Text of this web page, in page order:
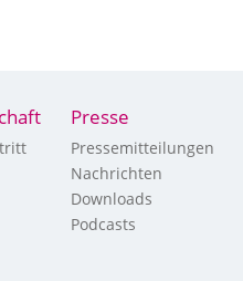
Presse
Pressemitteilungen
Nachrichten
Downloads
Podcasts